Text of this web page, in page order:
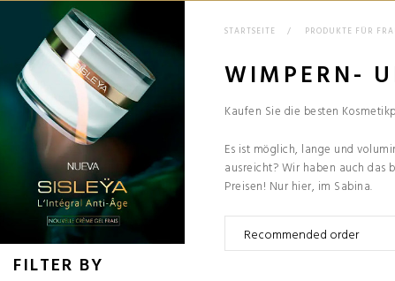
STARTSEITE > PRODUKTE FÜR
WIMPERN-
Kaufen Sie die besten
Es ist möglich, lange und
ausreicht? Wir haben auch
Preisen! Nur hier, im Sabina.
FILTER BY